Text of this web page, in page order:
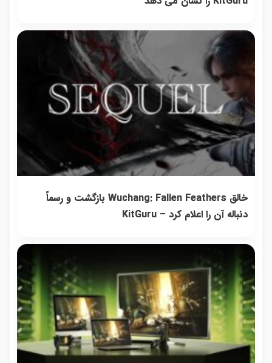
خالق Wuchang: Fallen Feathers بازگشت و رسماً
دنباله آن را اعلام کرد – KitGuru